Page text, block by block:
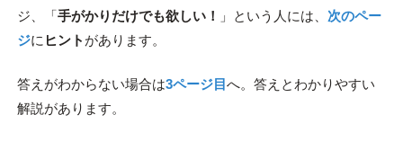
ジ、「手がかりだけでも欲しい！ 」という人には、 次のペー
ジに ヒント があります。
答えがわからない場合は3ページ目 へ。答えとわかりやすい
解説があります。